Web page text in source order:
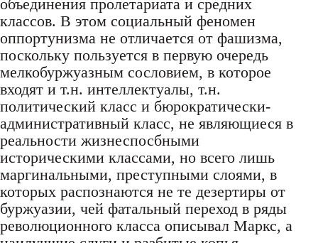
объединения пролетариата и средних
классов. В этом социальный феномен
оппортунизма не отличается от фашизма,
поскольку пользуется в первую очередь
мелкобуржуазным сословием, в которое
входят и т.н. интеллектуалы, т.н.
политический класс и бюрократически-
административный класс, не являющиеся в
реальности жизнеспосбными
историческими классами, но всего лишь
маргинальными, преступными слоями, в
которых распознаются не те дезертиры от
буржуазии, чей фатальный переход в ряды
революционного класса описывал Маркс, а